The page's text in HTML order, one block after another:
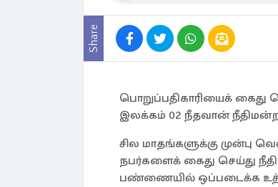
Share
பொறுப்பதிகாரியைக் கைது
இலக்கம் 02 நீதவான்
சில மாதங்களுக்கு முன்பு
நபர்களைக் கைது செய்து
பண்ணையில் ஒப்படைக்க